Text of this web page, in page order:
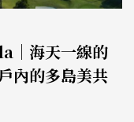
海天一線的
內的多島美共